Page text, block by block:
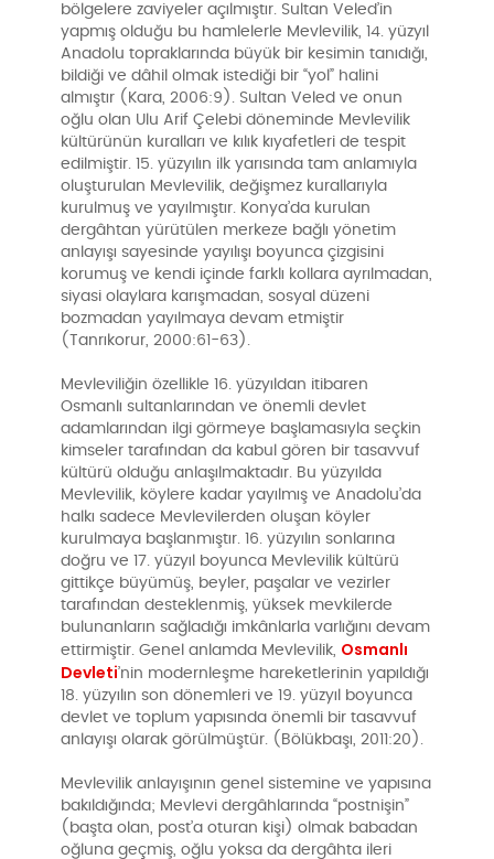
bölgelere zaviyeler açılmıştır. Sultan Veled’in
yapmış olduğu bu hamlelerle Mevlevilik, 14. yüzyıl
Anadolu topraklarında büyük bir kesimin tanıdığı,
bildiği ve dâhil olmak istediği bir “yol” halini
almıştır (Kara, 2006:9). Sultan Veled ve onun
oğlu olan Ulu Arif Çelebi döneminde Mevlevilik
kültürünün kuralları ve kılık kıyafetleri de tespit
edilmiştir. 15. yüzyılın ilk yarısında tam anlamıyla
oluşturulan Mevlevilik, değişmez kurallarıyla
kurulmuş ve yayılmıştır. Konya’da kurulan
dergâhtan yürütülen merkeze bağlı yönetim
anlayışı sayesinde yayılışı boyunca çizgisini
korumuş ve kendi içinde farklı kollara ayrılmadan,
siyasi olaylara karışmadan, sosyal düzeni
bozmadan yayılmaya devam etmiştir
(Tanrıkorur, 2000:61-63).
Mevleviliğin özellikle 16. yüzyıldan itibaren
Osmanlı sultanlarından ve önemli devlet
adamlarından ilgi görmeye başlamasıyla seçkin
kimseler tarafından da kabul gören bir tasavvuf
kültürü olduğu anlaşılmaktadır. Bu yüzyılda
Mevlevilik, köylere kadar yayılmış ve Anadolu’da
halkı sadece Mevlevilerden oluşan köyler
kurulmaya başlanmıştır. 16. yüzyılın sonlarına
doğru ve 17. yüzyıl boyunca Mevlevilik kültürü
gittikçe büyümüş, beyler, paşalar ve vezirler
tarafından desteklenmiş, yüksek mevkilerde
bulunanların sağladığı imkânlarla varlığını devam
ettirmiştir. Genel anlamda Mevlevilik, Osmanlı
Devleti’nin modernleşme hareketlerinin yapıldığı
18. yüzyılın son dönemleri ve 19. yüzyıl boyunca
devlet ve toplum yapısında önemli bir tasavvuf
anlayışı olarak görülmüştür. (Bölükbaşı, 2011:20).
Mevlevilik anlayışının genel sistemine ve yapısına
bakıldığında; Mevlevi dergâhlarında “postnişin”
(başta olan, post’a oturan kişi) olmak babadan
oğluna geçmiş, oğlu yoksa da dergâhta ileri